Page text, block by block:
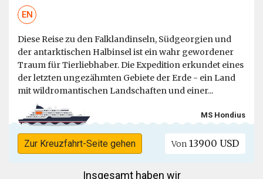
EN
Diese Reise zu den Falklandinseln, Südgeorgien und
der antarktischen Halbinsel ist ein wahr gewordener
Traum für Tierliebhaber. Die Expedition erkundet eines
der letzten ungezähmten Gebiete der Erde - ein Land
mit wildromantischen Landschaften und einer...
MS Hondius
Zur Kreuzfahrt-Seite gehen Von 13900 USD
Insgesamt haben wir